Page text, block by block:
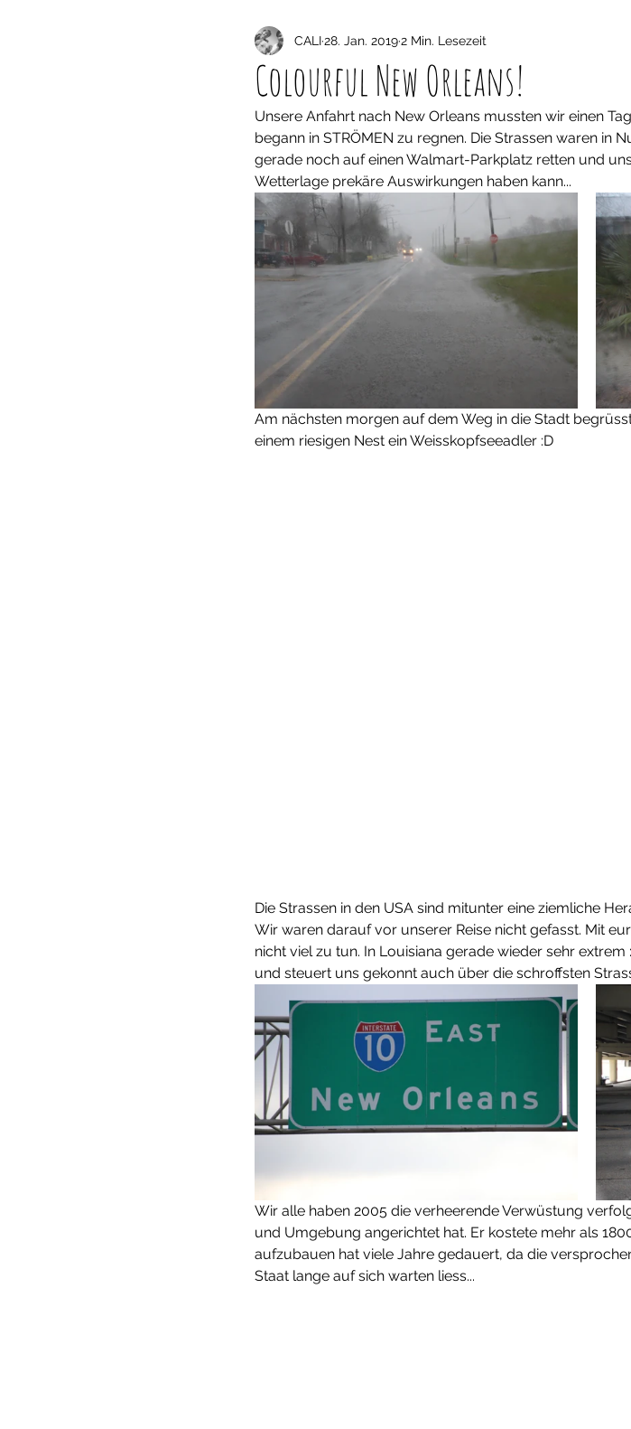
Colourful New Orleans!
CALI28. Jan. 20192 Min. Lesezeit
Unsere Anfahrt nach New Orleans mussten wir einen
begann in STRÖMEN zu regnen. Die Strassen waren in
gerade noch auf einen Walmart-Parkplatz retten und
Wetterlage prekäre Auswirkungen haben kann...
Am nächsten morgen auf dem Weg in die Stadt
einem riesigen Nest ein Weisskopfseeadler :D
Die Strassen in den USA sind mitunter eine ziemliche
Wir waren darauf vor unserer Reise nicht gefasst. Mit
nicht viel zu tun. In Louisiana gerade wieder sehr
und steuert uns gekonnt auch über die schroffsten
Wir alle haben 2005 die verheerende Verwüstung
und Umgebung angerichtet hat. Er kostete mehr als
aufzubauen hat viele Jahre gedauert, da die
Staat lange auf sich warten liess...